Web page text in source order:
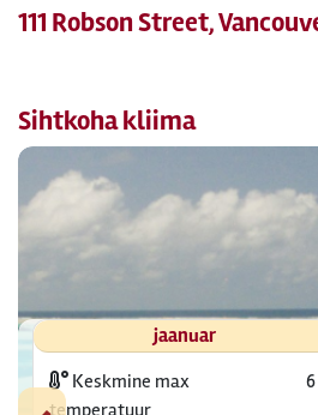
111 Robson Street,
Sihtkoha kliima
jaanuar
Keskmine max
temperatuur
6